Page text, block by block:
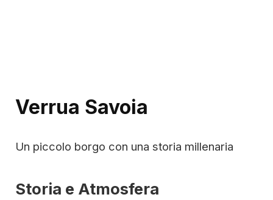
Verrua Savoia
Un piccolo borgo con una storia millenaria
Storia e Atmosfera